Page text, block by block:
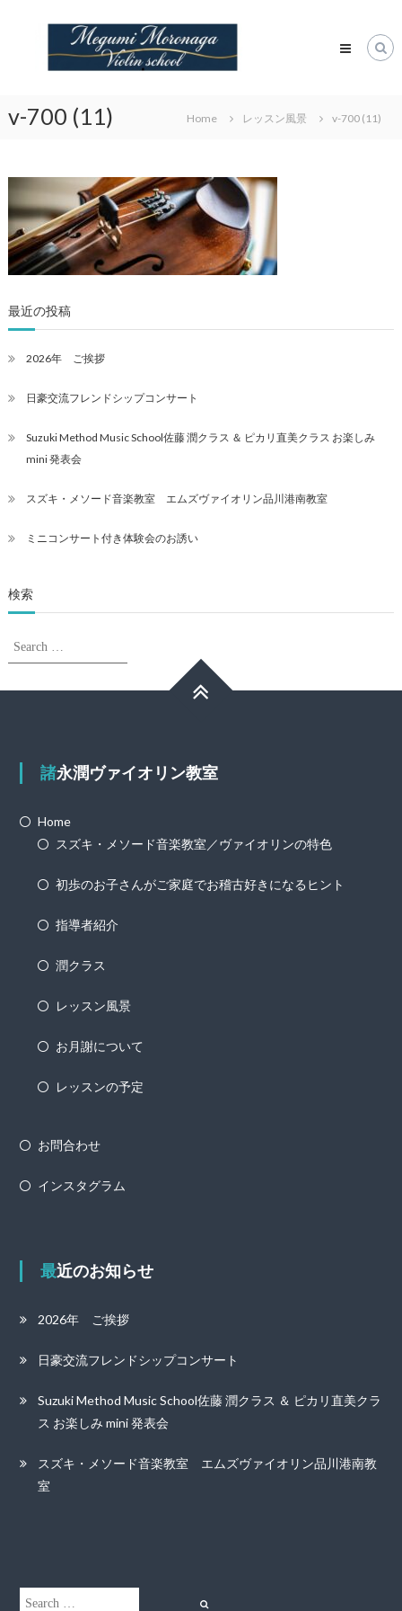
ァ
イ
ン
教
室
Megumi
Moronaga
Class
v-700 (11) Home レッスン風景 v-700 (11)
最近の投稿
2026年 ご挨拶
日豪交流フレンドシップコンサート
Suzuki Method Music School佐藤 潤クラス ＆ ピカリ直美クラス お楽しみ
mini 発表会
スズキ・メソード音楽教室 エムズヴァイオリン品川港南教室
ミニコンサート付き体験会のお誘い
検索
Search
諸永潤ヴァイオリン教室
Home
スズキ・メソード音楽教室／ヴァイオリンの特色
初歩のお子さんがご家庭でお稽古好きになるヒント
指導者紹介
潤クラス
レッスン風景
お月謝について
レッスンの予定
お問合わせ
インスタグラム
最近のお知らせ
2026年 ご挨拶
日豪交流フレンドシップコンサート
Suzuki Method Music School佐藤 潤クラス ＆ ピカリ直美クラ
ス お楽しみ mini 発表会
スズキ・メソード音楽教室 エムズヴァイオリン品川港南教
室
Search
Search